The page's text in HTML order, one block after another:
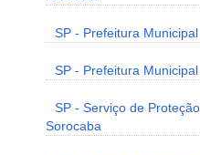
SP - Prefeitura
SP - Prefeitura
SP - Serviço de
Sorocaba